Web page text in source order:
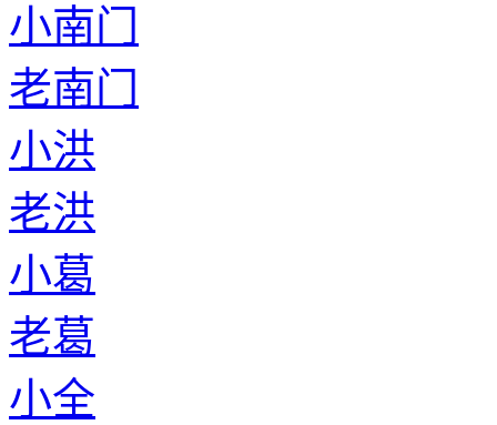
小南门
老南门
小洪
老洪
小葛
老葛
小全